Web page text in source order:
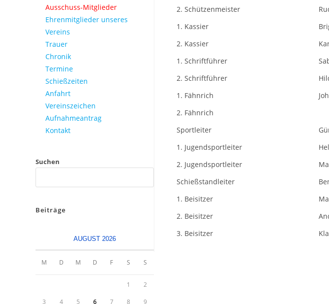
2. Schützenmeister
1. Kassier
2. Kassier
1. Schriftführer
2. Schriftführer
1. Fähnrich
2. Fähnrich
Sportleiter
1. Jugendsportleiter
2. Jugendsportleiter
Schießstandleiter
1. Beisitzer
2. Beisitzer
3. Beisitzer
Ausschuss-Mitglieder
Ehrenmitglieder unseres
Vereins
Trauer
Chronik
Termine
Schießzeiten
Anfahrt
Vereinszeichen
Aufnahmeantrag
Kontakt
Suchen
Beiträge
AUGUST 2026
M D M D F S S
1 2
3 4 5 6 7 8 9